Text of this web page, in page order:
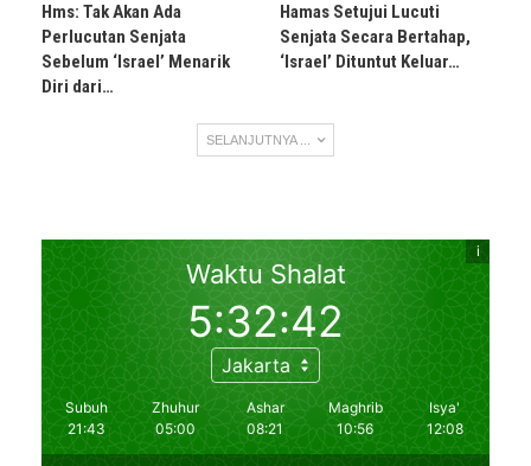
Hms: Tak Akan Ada
Perlucutan Senjata
Sebelum ‘Israel’ Menarik
Diri dari…
Hamas Setujui Lucuti
Senjata Secara Bertahap,
‘Israel’ Dituntut Keluar…
SELANJUTNYA ...